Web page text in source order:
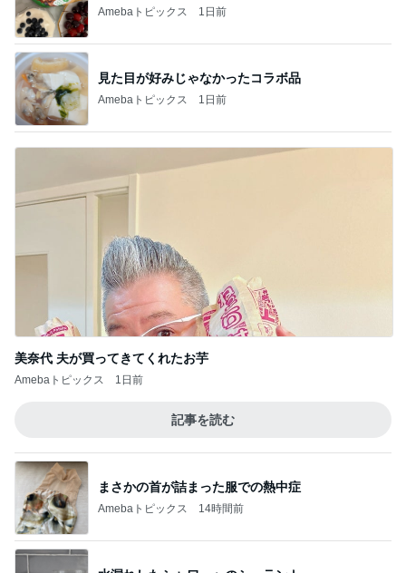
美奈代 夫が買ってきてくれたお芋
Amebaトピックス
Amebaトピックス
水漏れしたシャワーへのシーラント
Amebaトピックス 20時間前
Amebaトピックス 1日前